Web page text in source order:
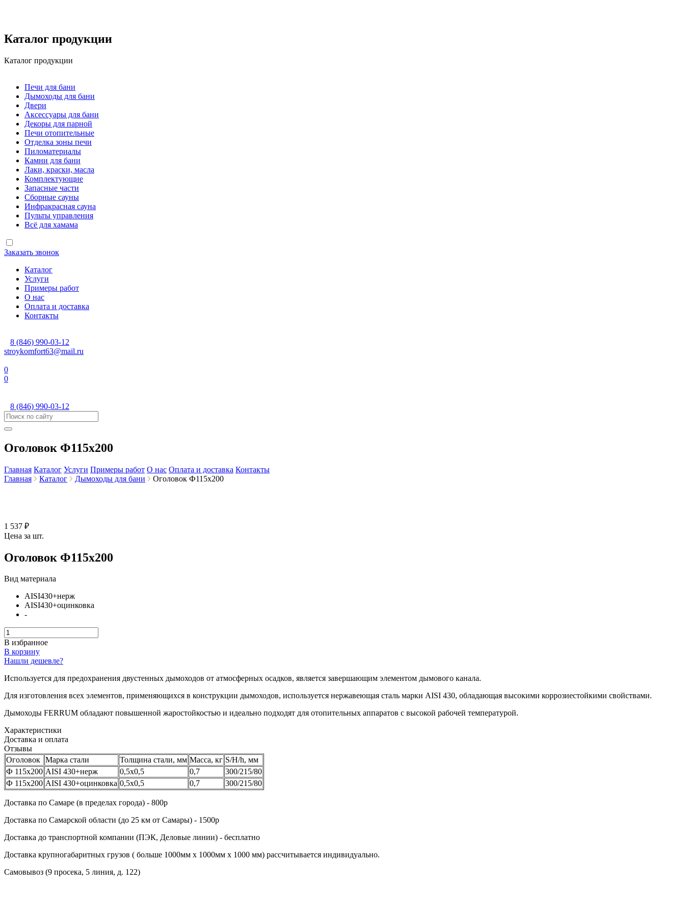
Каталог продукции
Каталог продукции
Печи для бани
Дымоходы для бани
Двери
Аксессуары для бани
Декоры для парной
Печи отопительные
Отделка зоны печи
Пиломатериалы
Камни для бани
Лаки, краски, масла
Комплектующие
Запасные части
Сборные сауны
Инфракрасная сауна
Пульты управления
Всё для хамама
Заказать звонок
Каталог
Услуги
Примеры работ
О нас
Оплата и доставка
Контакты
8 (846) 990-03-12
stroykomfort63@mail.ru
0
0
8 (846) 990-03-12
Оголовок Ф115х200
Главная Каталог Услуги Примеры работ О нас Оплата и доставка Контакты
Главная
Каталог Дымоходы для бани Оголовок Ф115х200
1 537 ₽
Цена за шт.
Оголовок Ф115х200
Вид материала
AISI430+нерж
AISI430+оцинковка
-
В избранное
В корзину
Нашли дешевле?
Используется для предохранения двустенных дымоходов от атмосферных осадков, является завершающим элементом дымового канала.
Для изготовления всех элементов, применяющихся в конструкции дымоходов, используется нержавеющая сталь марки AISI 430, обладающая высокими коррозиестойкими свойствами.
Дымоходы FERRUM обладают повышенной жаростойкостью и идеально подходят для отопительных аппаратов с высокой рабочей температурой.
Характеристики
Доставка и оплата
Отзывы
Оголовок Марка стали Толщина стали, мм Масса, кг S/H/h, мм
Ф 115х200 AISI 430+нерж 0,5х0,5 0,7
300/215/80
Ф 115х200 AISI 430+оцинковка 0,5х0,5 0,7 300/215/80
Доставка по Cамаре (в пределах города) - 800р
Доставка по Cамарской области (до 25 км от Самары) - 1500р
Доставка до транспортной компании (ПЭК, Деловые линии) - бесплатно
Доставка крупногабаритных грузов ( больше 1000мм х 1000мм х 1000 мм) рассчитывается индивидуально.
Самовывоз (9 просека, 5 линия, д. 122)